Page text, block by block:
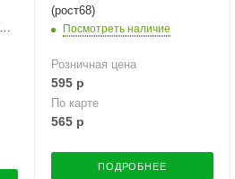
(рост68)
Посмотреть наличие
Розничная цена
595р
По карте
565р
ПОДРОБНЕЕ